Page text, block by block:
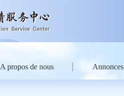
A propos de nous Annonces